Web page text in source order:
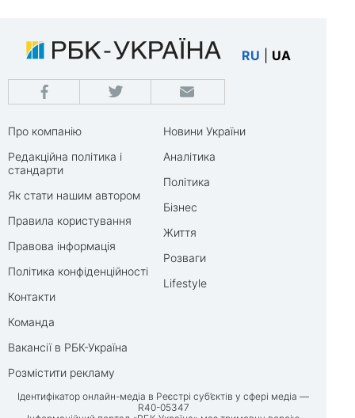
RU UA
Про компанію
Редакційна політика і
стандарти
Як стати нашим автором
Правила користування
Правова інформація
Політика конфіденційності
Контакти
Команда
Вакансії в РБК-Україна
Розмістити рекламу
Новини України
Аналітика
Політика
Бізнес
Життя
Розваги
Lifestyle
Ідентифікатор онлайн-медіа в Реєстрі суб’єктів у сфері медіа —
R40-05347